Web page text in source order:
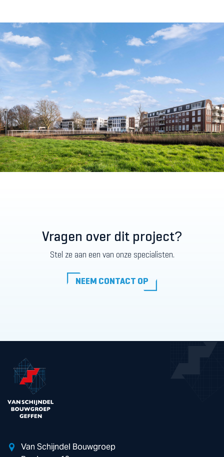
Vragen over dit project?
Stel ze aan een van onze specialisten.
NEEM CONTACT OP
NEEM CONTACT OP
Van Schijndel Bouwgroep